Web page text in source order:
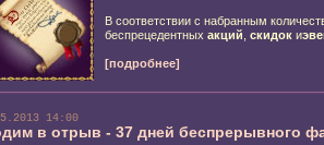
В соответствии с набранным
беспрецедентных акций скидоки
[подробнее]
14:00
в отрыв - 37 дней беспрерывного